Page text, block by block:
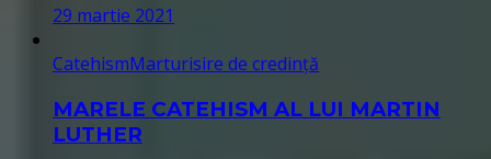
29 martie 2021
CatehismMarturisire de credință
MARELE CATEHISM AL LUI MARTIN
LUTHER